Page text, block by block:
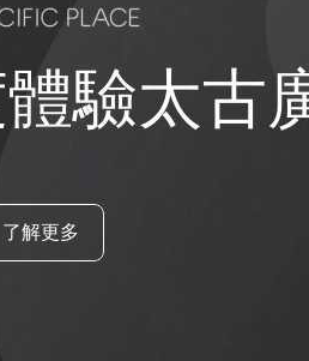
驗太古
了解更多